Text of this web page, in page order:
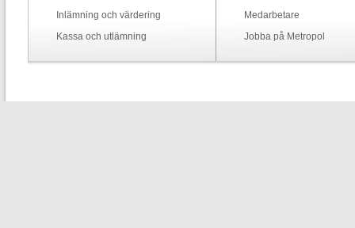
Inlämning och värdering
Kassa och utlämning
Medarbetare
Jobba på Metropol